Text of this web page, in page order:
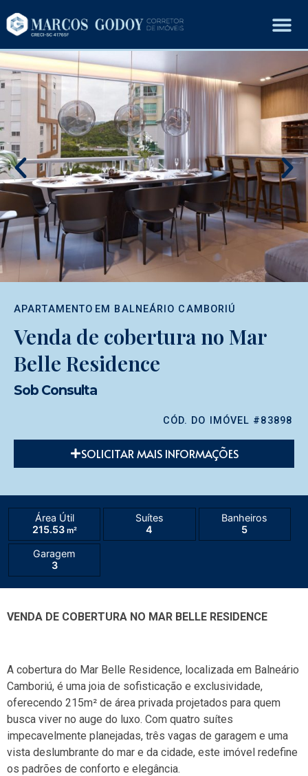
APARTAMENTO EM BALNEÁRIO CAMBORIÚ
Venda de cobertura no Mar
Belle Residence
Sob Consulta
CÓD. DO IMÓVEL #83898
SOLICITAR MAIS INFORMAÇÕES
Área Útil
215.53m²
Suítes
4
Banheiros
5
Garagem
3
VENDA DE COBERTURA NO MAR BELLE RESIDENCE
A cobertura do Mar Belle Residence, localizada em Balneário
Camboriú, é uma joia de sofisticação e exclusividade,
oferecendo 215m² de área privada projetados para quem
busca viver no auge do luxo. Com quatro suítes
impecavelmente planejadas, três vagas de garagem e uma
vista deslumbrante do mar e da cidade, este imóvel redefine
os padrões de conforto e elegância.